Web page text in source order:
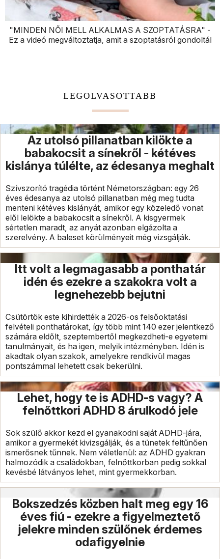
"MINDEN NŐI MELL ALKALMAS A SZOPTATÁSRA" -
Ez a videó megváltoztatja, amit a szoptatásról gondoltál
LEGOLVASOTTABB
Az utolsó pillanatban kilökte a
babakocsit a sínekről - kétéves
kislánya túlélte, az édesanya meghalt
Szívszorító tragédia történt Németországban: egy 26
éves édesanya az utolsó pillanatban még meg tudta
menteni kétéves kislányát, amikor egy közeledő vonat
elől lelökte a babakocsit a sínekről. A kisgyermek
sértetlen maradt, az anyát azonban elgázolta a
szerelvény. A baleset körülményeit még vizsgálják.
Itt volt a legmagasabb a ponthatár
idén és ezekre a szakokra volt a
legnehezebb bejutni
Csütörtök este kihirdették a 2026-os felsőoktatási
felvételi ponthatárokat, így több mint 140 ezer jelentkező
számára eldőlt, szeptembertől megkezdheti-e egyetemi
tanulmányait, és ha igen, melyik intézményben. Idén is
akadtak olyan szakok, amelyekre rendkívül magas
pontszámmal lehetett csak bekerülni.
Lehet, hogy te is ADHD-s vagy? A
felnőttkori ADHD 8 árulkodó jele
Sok szülő akkor kezd el gyanakodni saját ADHD-jára,
amikor a gyermekét kivizsgálják, és a tünetek feltűnően
ismerősnek tűnnek. Nem véletlenül: az ADHD gyakran
halmozódik a családokban, felnőttkorban pedig sokkal
kevésbé látványos lehet, mint gyermekkorban.
Bokszedzés közben halt meg egy 16
éves fiú - ezekre a figyelmeztető
jelekre minden szülőnek érdemes
odafigyelnie